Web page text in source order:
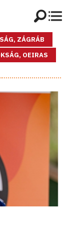
ZÁGRÁB
OEIRAS